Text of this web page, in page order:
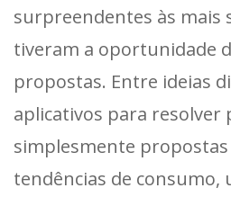
surpreendentes às mais
tiveram a oportunidade
propostas. Entre ideias
aplicativos para resolver
simplesmente propostas
tendências de consumo,